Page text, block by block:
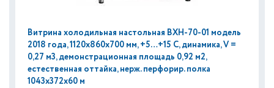
Витрина холодильная настольная ВХН-70-01 модель
2018 года, 1120х860х700 мм, +5…+15 С, динамика, V =
0,27 м3, демонстрационная площадь 0,92 м2,
естественная оттайка, нерж. перфорир. полка
1043х372х60 м